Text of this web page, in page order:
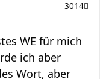
3014
WE für mich
ich aber
Wort, aber